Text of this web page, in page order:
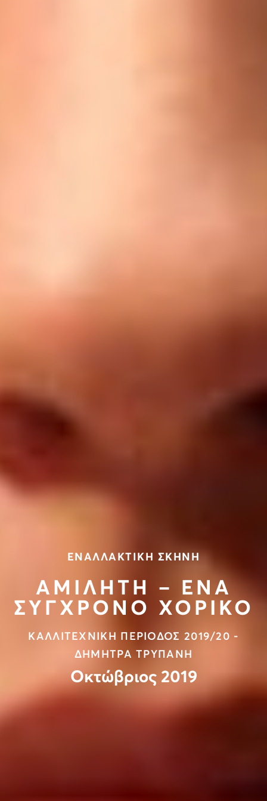
ΕΝΑΛΛΑΚΤΙΚΗ ΣΚΗΝΗ
ΑΜΙΛΗΤΗ – ΕΝΑ
ΣΥΓΧΡΟΝΟ ΧΟΡΙΚΟ
ΚΑΛΛΙΤΕΧΝΙΚΗ ΠΕΡΙΟΔΟΣ 2019/20 -
ΔΗΜΗΤΡΑ ΤΡΥΠΑΝΗ
Οκτώβριος 2019